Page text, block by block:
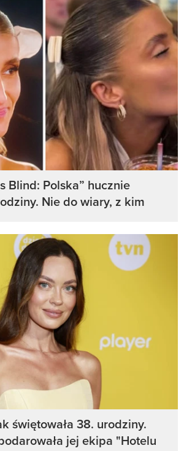
Blind: Polska” hucznie
Nie do wiary, z kim
świętowała 38. urodziny.
jej ekipa "Hotelu